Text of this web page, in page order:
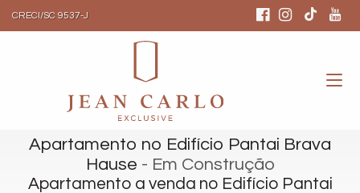
CRECI/SC 9537-J
Apartamento no Edifício Pantai Brava
Hause - Em Construção
Apartamento a venda no Edifício Pantai